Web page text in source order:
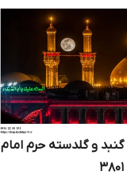
و گلدسته حرم امام